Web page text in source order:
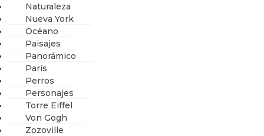
Naturaleza
Nueva York
Océano
Paisajes
Panorámico
París
Perros
Personajes
Torre Eiffel
Von Gogh
Zozoville